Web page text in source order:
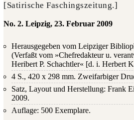
[Satirische Faschingszeitung.]
No. 2. Leipzig, 23. Februar 2009
Herausgegeben vom Leipziger
(Verfaßt vom »Chefredakteur u.
Heribert P. Schachtler« [d. i. Herbert
4 S., 420 x 298 mm. Zweifarbiger
Satz, Layout und Herstellung: Frank
2009.
Auflage: 500 Exemplare.